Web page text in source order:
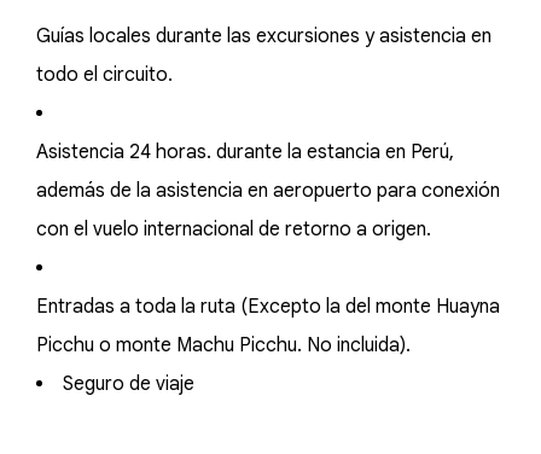
Guías locales durante las excursiones y asistencia en
todo el circuito.
Asistencia 24 horas. durante la estancia en Perú,
además de la asistencia en aeropuerto para conexión
con el vuelo internacional de retorno a origen.
Entradas a toda la ruta (Excepto la del monte Huayna
Picchu o monte Machu Picchu. No incluida).
Seguro de viaje